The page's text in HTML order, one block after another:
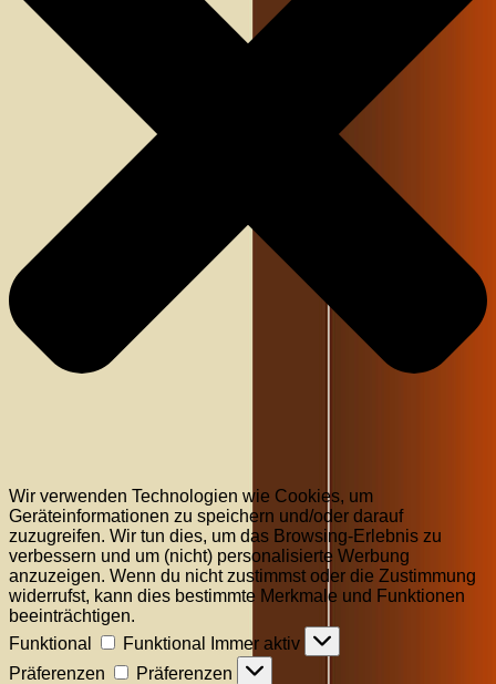
Wir verwenden Technologien wie Cookies, um
Geräteinformationen zu speichern und/oder darauf
zuzugreifen. Wir tun dies, um das Browsing-Erlebnis zu
verbessern und um (nicht) personalisierte Werbung
anzuzeigen. Wenn du nicht zustimmst oder die Zustimmung
widerrufst, kann dies bestimmte Merkmale und Funktionen
beeinträchtigen.
Funktional
Funktional
Immer aktiv
Präferenzen
Präferenzen